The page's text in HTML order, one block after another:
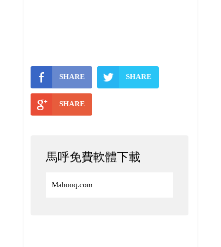
SHARE SHARE
SHARE
馬呼免費軟體下載
Mahooq.com